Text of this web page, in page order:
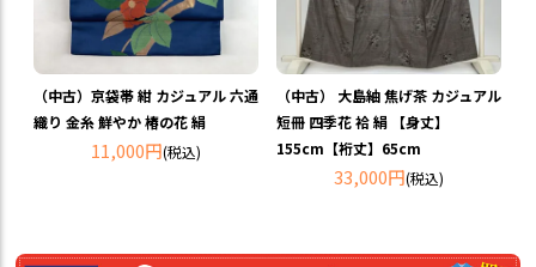
（中古）京袋帯 紺 カジュアル 六通
織り 金糸 鮮やか 椿の花 絹
11,000円(税込)
（中古） 大島紬 焦げ茶 カジュアル
短冊 四季花 袷 絹 【身丈】
155cm【裄丈】65cm
33,000円(税込)